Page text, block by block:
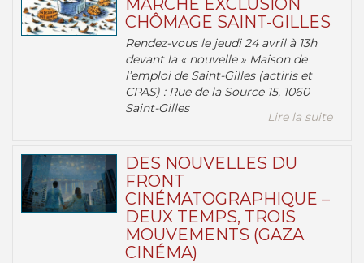
MARCHE EXCLUSION
CHÔMAGE SAINT-GILLES
Rendez-vous le jeudi 24 avril à 13h
devant la « nouvelle » Maison de
l’emploi de Saint-Gilles (actiris et
CPAS) : Rue de la Source 15, 1060
Saint-Gilles
Lire la suite
DES NOUVELLES DU
FRONT
CINÉMATOGRAPHIQUE –
DEUX TEMPS, TROIS
MOUVEMENTS (GAZA
CINÉMA)